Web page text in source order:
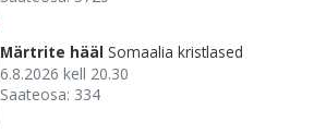
Märtrite hääl Somaalia kristlased
6.8.2026 kell 20.30
Saateosa: 334